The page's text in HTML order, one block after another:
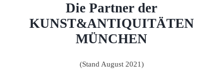
Die Partner der
KUNST&ANTIQUITÄTEN
MÜNCHEN
(Stand August 2021)